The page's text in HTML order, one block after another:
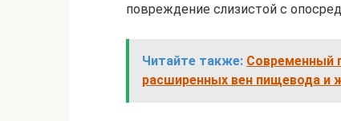
повреждение слизистой с
Читайте также: Современный
расширенных вен пищевода и